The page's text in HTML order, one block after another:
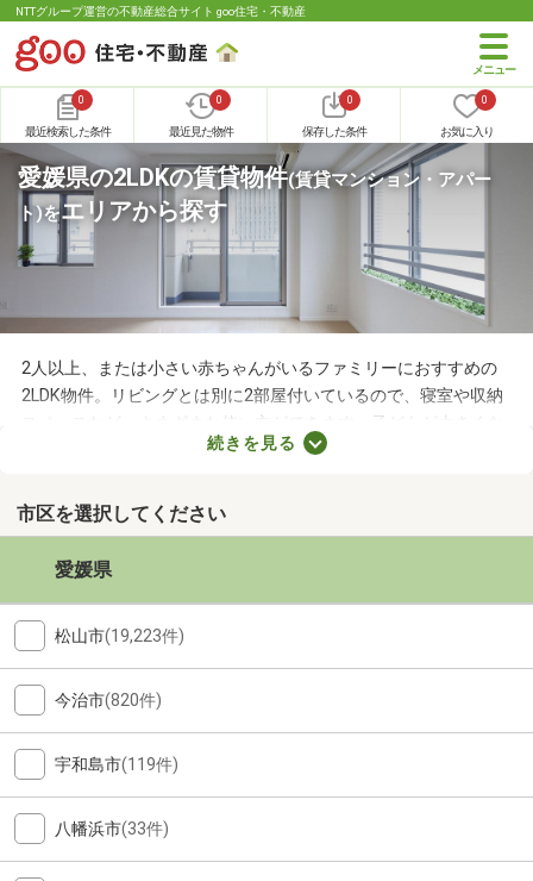
NTTグループ運営の不動産総合サイト goo住宅・不動産
0
最近検索した条件
0
最近見た物件
0
保存した条件
0
お気に入り
愛媛県の2LDKの賃貸物件(賃貸マンション・アパー
ト)をエリアから探す
2人以上、または小さい赤ちゃんがいるファミリーにおすすめの
2LDK物件。リビングとは別に2部屋付いているので、寝室や収納
スペースなど、さまざまな使い方ができます。子どもが大きくな
れば子ども部屋にもできるので、長く住めることも魅力です。こ
チェックして、希望にぴったりな物件を見つけましょう。
続きを見る
市区を選択してください
愛媛県
松山市(19,223件)
今治市(820件)
宇和島市(119件)
八幡浜市(33件)